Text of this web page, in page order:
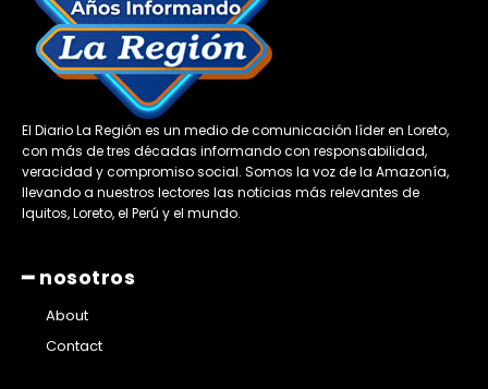
El Diario La Región es un medio de comunicación líder en Loreto,
con más de tres décadas informando con responsabilidad,
veracidad y compromiso social. Somos la voz de la Amazonía,
llevando a nuestros lectores las noticias más relevantes de
Iquitos, Loreto, el Perú y el mundo.
━ nosotros
About
Contact